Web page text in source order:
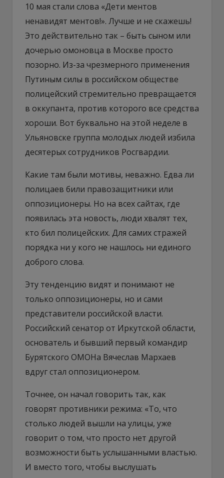
10 мая стали слова «Дети ментов
ненавидят ментов!». Лучше и не скажешь!
Это действительно так – быть сыном или
дочерью омоновца в Москве просто
позорно. Из-за чрезмерного применения
Путиным силы в российском обществе
полицейский стремительно превращается
в оккупанта, против которого все средства
хороши. Вот буквально на этой неделе в
Ульяновске группа молодых людей избила
десятерых сотрудников Росгвардии.
Какие там были мотивы, неважно. Едва ли
полицаев били правозащитники или
оппозиционеры. Но на всех сайтах, где
появилась эта новость, люди хвалят тех,
кто бил полицейских. Для самих стражей
порядка ни у кого не нашлось ни единого
доброго слова.
Эту тенденцию видят и понимают не
только оппозиционеры, но и сами
представители российской власти.
Российский сенатор от Иркутской области,
основатель и бывший первый командир
Бурятского ОМОНа Вячеслав Мархаев
вдруг стал оппозиционером.
Точнее, он начал говорить так, как
говорят противники режима: «То, что
столько людей вышли на улицы, уже
говорит о том, что просто нет другой
возможности быть услышанными властью.
И вместо того, чтобы выслушать